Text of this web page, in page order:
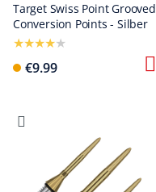
Target Swiss Point Grooved
Conversion Points - Silber
€9.99